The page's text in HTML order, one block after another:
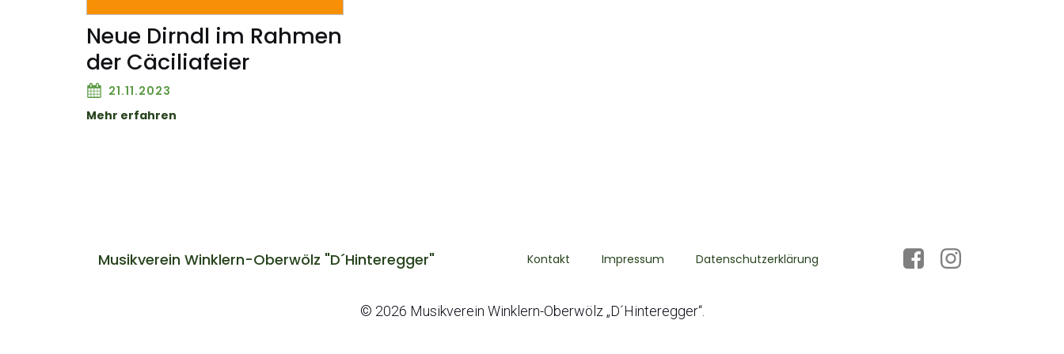
Neue Dirndl im Rahmen
der Cäciliafeier
21.11.2023
Mehr erfahren
Musikverein Winklern-Oberwölz "D´Hinteregger" Kontakt Impressum Datenschutzerklärung
© 2026 Musikverein Winklern-Oberwölz „D´Hinteregger“.